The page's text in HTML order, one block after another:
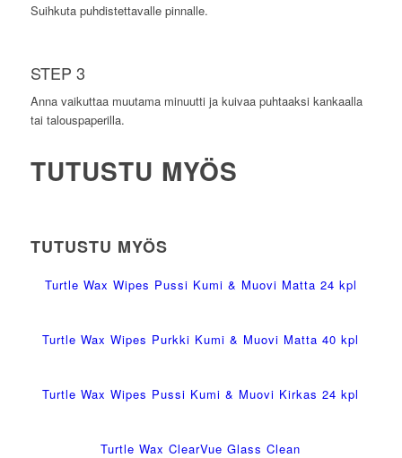
Suihkuta puhdistettavalle pinnalle.
STEP 3
Anna vaikuttaa muutama minuutti ja kuivaa puhtaaksi kankaalla
tai talouspaperilla.
TUTUSTU MYÖS
TUTUSTU MYÖS
Turtle Wax Wipes Pussi Kumi & Muovi Matta 24 kpl
Turtle Wax Wipes Purkki Kumi & Muovi Matta 40 kpl
Turtle Wax Wipes Pussi Kumi & Muovi Kirkas 24 kpl
Turtle Wax ClearVue Glass Clean